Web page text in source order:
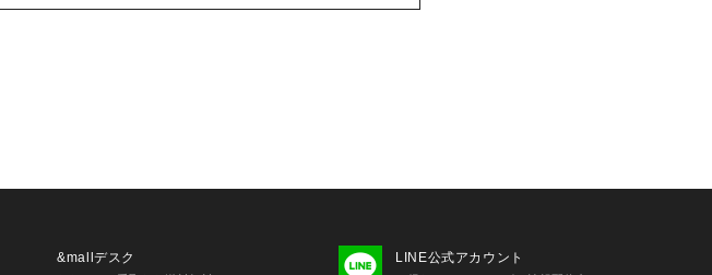
&mallデスク LINE公式アカウント